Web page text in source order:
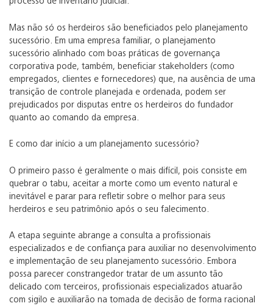
Mas não só os herdeiros são beneficiados pelo planejamento
sucessório. Em uma empresa familiar, o planejamento
sucessório alinhado com boas práticas de governança
corporativa pode, também, beneficiar stakeholders (como
empregados, clientes e fornecedores) que, na ausência de uma
transição de controle planejada e ordenada, podem ser
prejudicados por disputas entre os herdeiros do fundador
quanto ao comando da empresa.
E como dar início a um planejamento sucessório?
O primeiro passo é geralmente o mais difícil, pois consiste em
quebrar o tabu, aceitar a morte como um evento natural e
inevitável e parar para refletir sobre o melhor para seus
herdeiros e seu patrimônio após o seu falecimento.
A etapa seguinte abrange a consulta a profissionais
especializados e de confiança para auxiliar no desenvolvimento
e implementação de seu planejamento sucessório. Embora
possa parecer constrangedor tratar de um assunto tão
delicado com terceiros, profissionais especializados atuarão
com sigilo e auxiliarão na tomada de decisão de forma racional